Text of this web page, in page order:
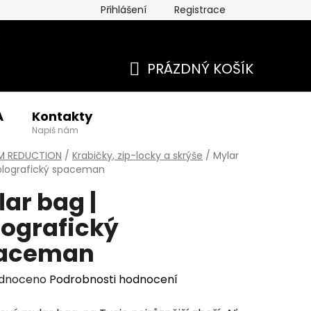
Přihlášení Registrace
PRÁZDNÝ KOŠÍK
Kontakty
Napiš nám
REDUCTION / Krabičky, zip-locky a skrýše / Mylar
spaceman
bag |
Podrobnosti hodnocení